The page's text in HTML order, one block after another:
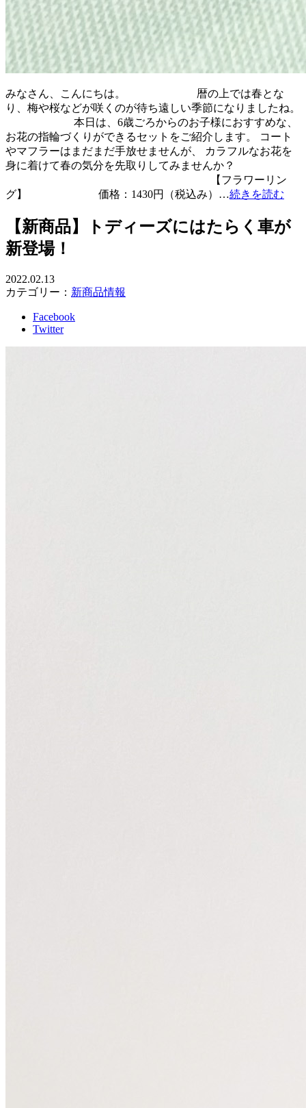
みなさん、こんにちは。 暦の上では春とな
り、梅や桜などが咲くのが待ち遠しい季節になりましたね。
本日は、6歳ごろからのお子様におすすめな、
お花の指輪づくりができるセットをご紹介します。 コート
やマフラーはまだまだ手放せませんが、 カラフルなお花を
身に着けて春の気分を先取りしてみませんか？
【フラワーリン
グ】 価格：1430円（税込み）…続きを読む
【新商品】トディーズにはたらく車が
新登場！
2022.02.13
カテゴリー： 新商品情報
Facebook
Twitter